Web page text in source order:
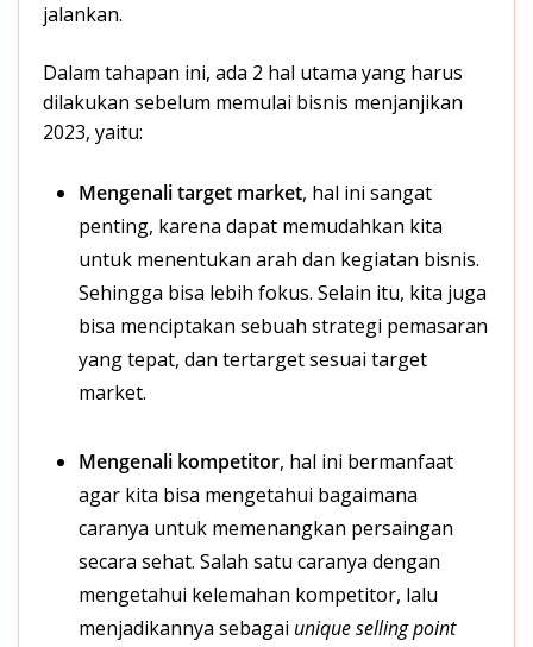
jalankan.
Dalam tahapan ini, ada 2 hal utama yang harus
dilakukan sebelum memulai bisnis menjanjikan
2023, yaitu:
Mengenali target market, hal ini sangat
penting, karena dapat memudahkan kita
untuk menentukan arah dan kegiatan bisnis.
Sehingga bisa lebih fokus. Selain itu, kita juga
bisa menciptakan sebuah strategi pemasaran
yang tepat, dan tertarget sesuai target
market.
Mengenali kompetitor, hal ini bermanfaat
agar kita bisa mengetahui bagaimana
caranya untuk memenangkan persaingan
secara sehat. Salah satu caranya dengan
mengetahui kelemahan kompetitor, lalu
menjadikannya sebagai unique selling point